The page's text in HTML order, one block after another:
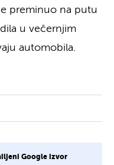
preminuo na putu
u večernjim
automobila.
Google izvor